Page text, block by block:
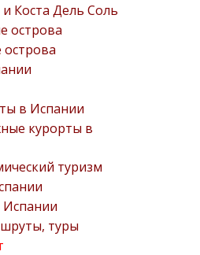
и Коста Дель Соль
острова
острова
в Испании
курорты в
туризм
туры